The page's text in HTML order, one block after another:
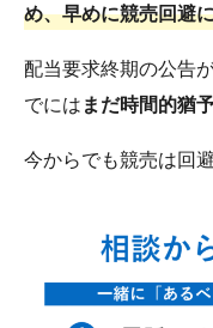
め、早めに競売回避
配当要求終期の公告
でには まだ時間的猶
今からでも競売は回